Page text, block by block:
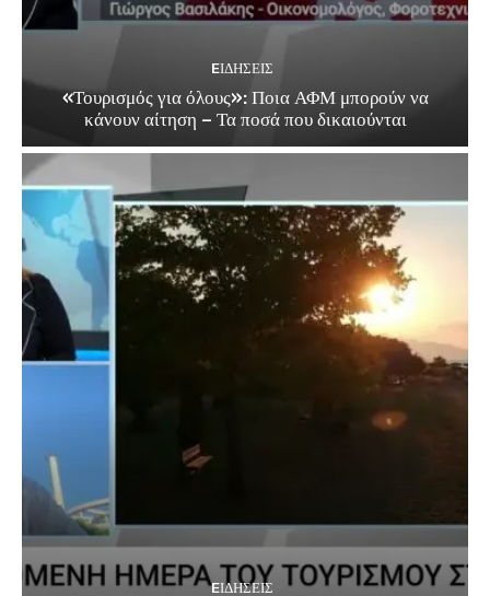
EΙΔΗΣΕΙΣ
«Τουρισμός για όλους»: Ποια ΑΦΜ μπορούν να
κάνουν αίτηση – Τα ποσά που δικαιούνται
EΙΔΗΣΕΙΣ